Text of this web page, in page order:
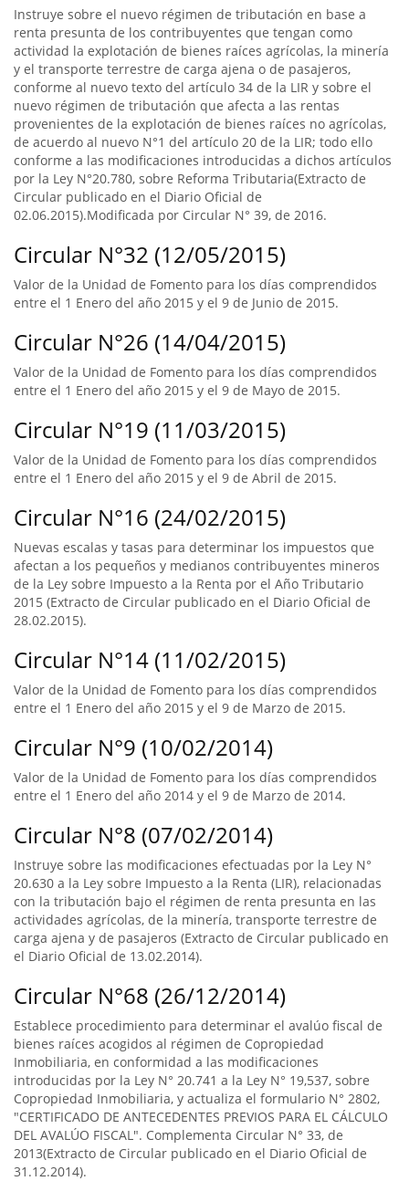
Instruye sobre el nuevo régimen de tributación en base a
renta presunta de los contribuyentes que tengan como
actividad la explotación de bienes raíces agrícolas, la minería
y el transporte terrestre de carga ajena o de pasajeros,
conforme al nuevo texto del artículo 34 de la LIR y sobre el
nuevo régimen de tributación que afecta a las rentas
provenientes de la explotación de bienes raíces no agrícolas,
de acuerdo al nuevo N°1 del artículo 20 de la LIR; todo ello
conforme a las modificaciones introducidas a dichos artículos
por la Ley N°20.780, sobre Reforma Tributaria(Extracto de
Circular publicado en el Diario Oficial de
02.06.2015).Modificada por Circular N° 39, de 2016.
Circular N°32 (12/05/2015)
Valor de la Unidad de Fomento para los días comprendidos
entre el 1 Enero del año 2015 y el 9 de Junio de 2015.
Circular N°26 (14/04/2015)
Valor de la Unidad de Fomento para los días comprendidos
entre el 1 Enero del año 2015 y el 9 de Mayo de 2015.
Circular N°19 (11/03/2015)
Valor de la Unidad de Fomento para los días comprendidos
entre el 1 Enero del año 2015 y el 9 de Abril de 2015.
Circular N°16 (24/02/2015)
Nuevas escalas y tasas para determinar los impuestos que
afectan a los pequeños y medianos contribuyentes mineros
de la Ley sobre Impuesto a la Renta por el Año Tributario
2015 (Extracto de Circular publicado en el Diario Oficial de
28.02.2015).
Circular N°14 (11/02/2015)
Valor de la Unidad de Fomento para los días comprendidos
entre el 1 Enero del año 2015 y el 9 de Marzo de 2015.
Circular N°9 (10/02/2014)
Valor de la Unidad de Fomento para los días comprendidos
entre el 1 Enero del año 2014 y el 9 de Marzo de 2014.
Circular N°8 (07/02/2014)
Instruye sobre las modificaciones efectuadas por la Ley N°
20.630 a la Ley sobre Impuesto a la Renta (LIR), relacionadas
con la tributación bajo el régimen de renta presunta en las
actividades agrícolas, de la minería, transporte terrestre de
carga ajena y de pasajeros (Extracto de Circular publicado en
el Diario Oficial de 13.02.2014).
Circular N°68 (26/12/2014)
Establece procedimiento para determinar el avalúo fiscal de
bienes raíces acogidos al régimen de Copropiedad
Inmobiliaria, en conformidad a las modificaciones
introducidas por la Ley N° 20.741 a la Ley N° 19,537, sobre
Copropiedad Inmobiliaria, y actualiza el formulario N° 2802,
"CERTIFICADO DE ANTECEDENTES PREVIOS PARA EL CÁLCULO
DEL AVALÚO FISCAL". Complementa Circular N° 33, de
2013(Extracto de Circular publicado en el Diario Oficial de
31.12.2014).